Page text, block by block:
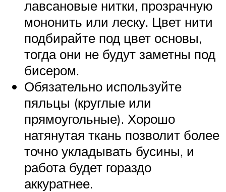
лавсановые нитки, прозрачную
мононить или леску. Цвет нити
подбирайте под цвет основы,
тогда они не будут заметны под
бисером.
Обязательно используйте
пяльцы (круглые или
прямоугольные). Хорошо
натянутая ткань позволит более
точно укладывать бусины, и
работа будет гораздо
аккуратнее.